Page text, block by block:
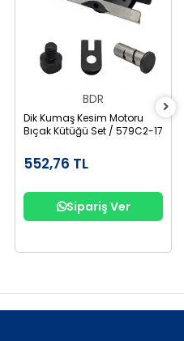
BDR
Dik Kumaş Kesim Motoru
Bıçak Kütüğü Set / 579C2-17
552,76 TL
Sipariş Ver